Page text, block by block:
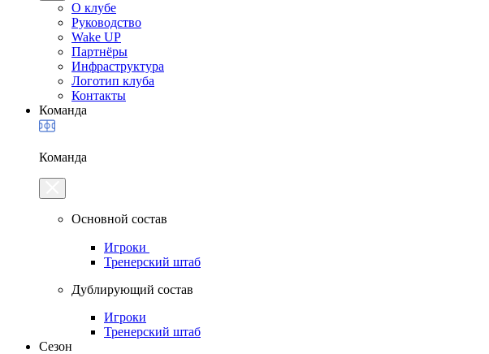
О клубе
Руководство
Wake UP
Партнёры
Инфраструктура
Логотип клуба
Контакты
Команда
Команда
Основной состав
Игроки
Тренерский штаб
Дублирующий состав
Игроки
Тренерский штаб
Сезон